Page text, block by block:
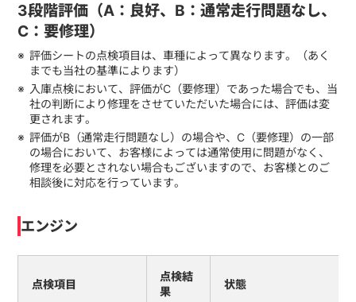
3段階評価（A：良好、B：通常走行問題なし、
C：要修理）
評価シートの点検項目は、車種によって異なります。（あく
までも当社の基準によります）
入庫点検において、評価がC（要修理）であった場合でも、当
社の判断により修理をさせていただいた場合には、評価は変
更されます。
評価がB（通常走行問題なし）の場合や、C（要修理）の一部
の場合において、お客様によっては通常使用に問題がなく、
修理を必要とされない場合もございますので、お客様とのご
相談後に対応を行っています。
エンジン
点検項目
点検結
果
状態